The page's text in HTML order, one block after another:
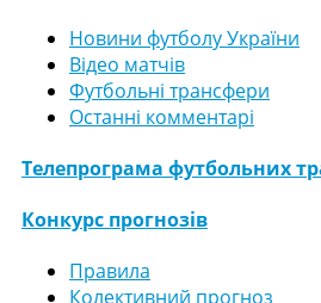
Новини футболу України
Відео матчів
Футбольні трансфери
Останні комментарі
Телепрограма футбольних
Конкурс прогнозів
Правила
Колективний прогноз